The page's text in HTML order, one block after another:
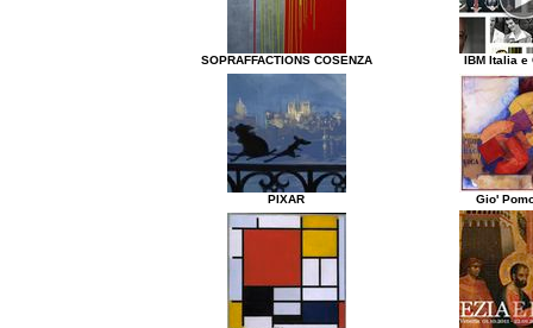
SOPRAFFACTIONS COSENZA IBM Italia e
PIXAR Gio'